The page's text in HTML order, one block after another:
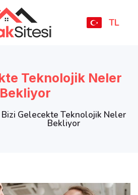
TL
Teknolojik Neler
Bekliyor
Bizi Gelecekte Teknolojik Neler
Bekliyor